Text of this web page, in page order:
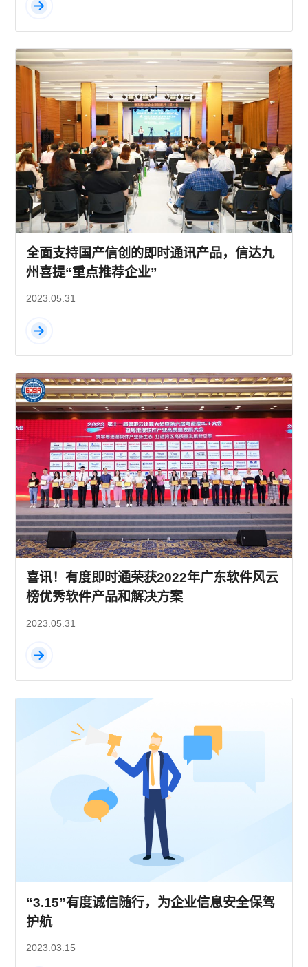
全面支持国产信创的即时通讯产品，信达九
州喜提“重点推荐企业”
2023.05.31
喜讯！有度即时通荣获2022年广东软件风云
榜优秀软件产品和解决方案
2023.05.31
“3.15”有度诚信随行，为企业信息安全保驾
护航
2023.03.15